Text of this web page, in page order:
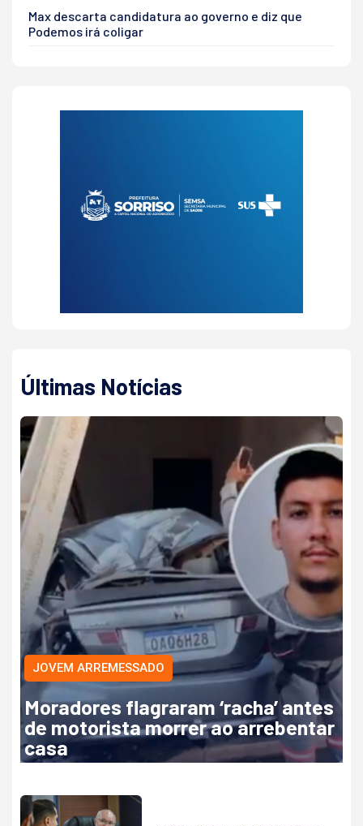
Max descarta candidatura ao governo e diz que
Podemos irá coligar
Últimas Notícias
JOVEM ARREMESSADO
Moradores flagraram ‘racha’ antes
de motorista morrer ao arrebentar
casa